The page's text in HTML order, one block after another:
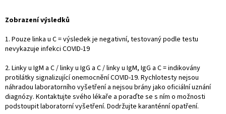
Zobrazení výsledků
1. Pouze linka u C = výsledek je negativní, testovaný podle testu
nevykazuje infekci COVID-19
2. Linky u IgM a C / linky u IgG a C / linky u IgM, IgG a C = indikovány
protilátky signalizující onemocnění COVID-19. Rychlotesty nejsou
náhradou laboratorního vyšetření a nejsou brány jako oficiální uznání
diagnózy. Kontaktujte svého lékaře a poraďte se s ním o možnosti
podstoupit laboratorní vyšetření. Dodržujte karanténní opatření.